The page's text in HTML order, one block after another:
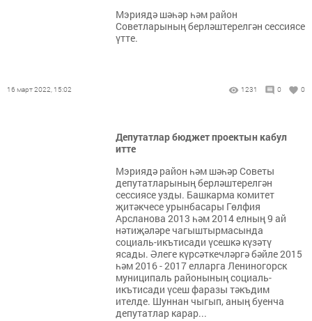
Мэриядә шәһәр һәм район
Советларының берләштерелгән сессиясе
үтте.
16 март 2022, 15:02 1231 0 0
Депутатлар бюджет проектын кабул
итте
Мэриядә район һәм шәһәр Советы
депутатларының берләштерелгән
сессиясе узды. Башкарма комитет
җитәкчесе урынбасары Гөлфия
Арсланова 2013 һәм 2014 елның 9 ай
нәтиҗәләре чагыштырмасында
социаль-икътисади үсешкә күзәтү
ясады. Әлеге күрсәткечләргә бәйле 2015
һәм 2016 - 2017 елларга Лениногорск
муниципаль районының социаль-
икътисади үсеш фаразы тәкъдим
ителде. Шуннан чыгып, аның буенча
депутатлар карар...